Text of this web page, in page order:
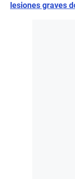
lesiones graves